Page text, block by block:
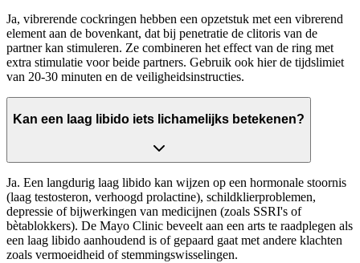
Ja, vibrerende cockringen hebben een opzetstuk met een vibrerend
element aan de bovenkant, dat bij penetratie de clitoris van de
partner kan stimuleren. Ze combineren het effect van de ring met
extra stimulatie voor beide partners. Gebruik ook hier de tijdslimiet
van 20-30 minuten en de veiligheidsinstructies.
Kan een laag libido iets lichamelijks betekenen?
Ja. Een langdurig laag libido kan wijzen op een hormonale stoornis
(laag testosteron, verhoogd prolactine), schildklierproblemen,
depressie of bijwerkingen van medicijnen (zoals SSRI's of
bètablokkers). De Mayo Clinic beveelt aan een arts te raadplegen als
een laag libido aanhoudend is of gepaard gaat met andere klachten
zoals vermoeidheid of stemmingswisselingen.